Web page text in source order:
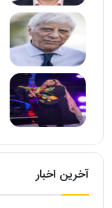
آخرین اخبار